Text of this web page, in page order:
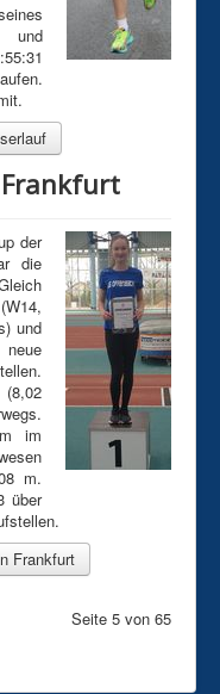
und
der
die
und
neue
im
m.
über
Frankfurt
Seite 5 von 65